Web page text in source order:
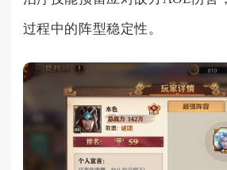
过程中的阵型稳定性。